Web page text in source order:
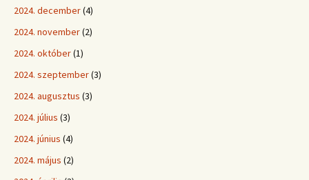
2024. december(4)
2024. november(2)
2024. október(1)
2024. szeptember(3)
2024. augusztus (3)
2024. július (3)
2024. június (4)
2024. május (2)